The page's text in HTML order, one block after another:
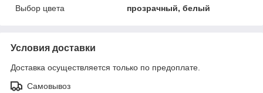
Выбор цвета
прозрачный, белый
Условия доставки
Доставка осуществляется только по предоплате.
Самовывоз